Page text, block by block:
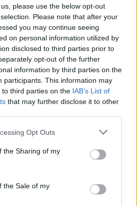
please use the below opt-out
Please note that after your
you may continue seeing
on personal information utilized by
disclosed to third parties prior to
opt-out of the further
information by third parties on the
participants. This information may
third parties on the IAB’s List of
that may further disclose it to other
Opt Outs
the Sharing of my
the Sale of my
Lietuva
Varėnos rajoną ir vėl
talžė audra, nuvirtę
medžiai užtvėrė kelius